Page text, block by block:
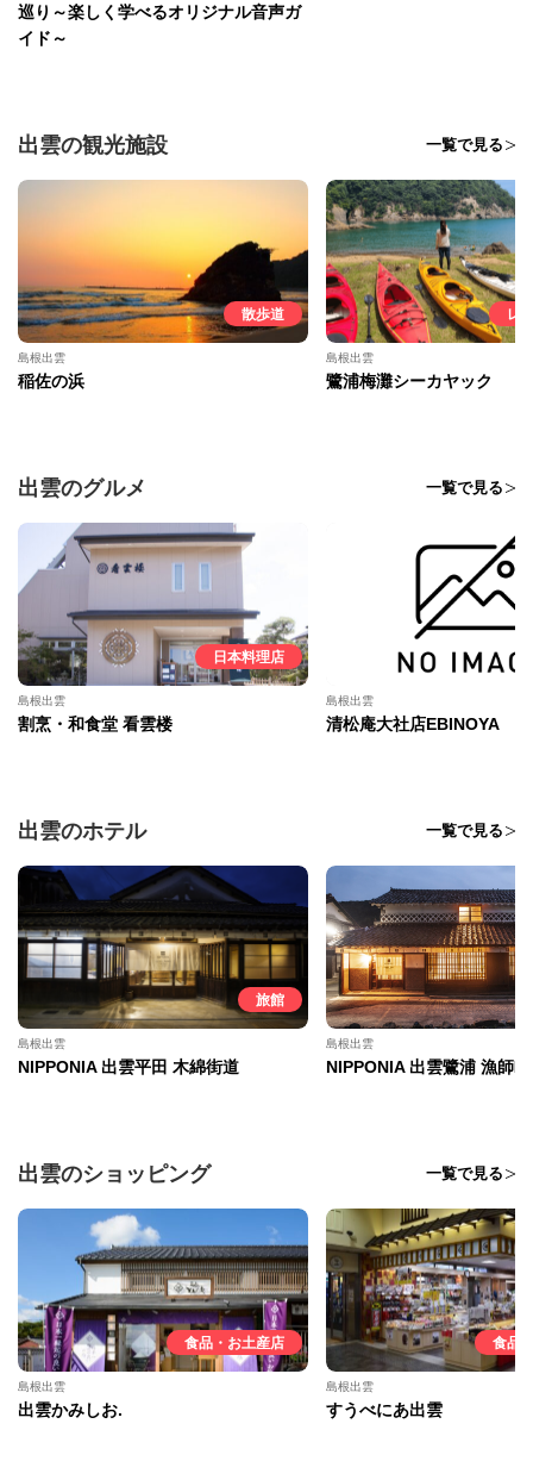
巡り～楽しく学べるオリジナル音声ガ
イド～
出雲の観光施設 一覧で見る
散歩道
島根出雲
稲佐の浜
レ
島根出雲
鷺浦梅灘シーカヤック
出雲のグルメ 一覧で見る
日本料理店
島根出雲
割烹・和食堂 看雲楼
島根出雲
清松庵大社店EBINOYA
出雲のホテル 一覧で見る
旅館
島根出雲
NIPPONIA 出雲平田 木綿街道
島根出雲
NIPPONIA 出雲鷺浦 漁師町
出雲のショッピング 一覧で見る
食品・お土産店
島根出雲
出雲かみしお.
食品
島根出雲
すうべにあ出雲